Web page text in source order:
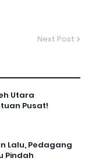
Next Post
Utara
Pusat!
Lalu, Pedagang
Pindah